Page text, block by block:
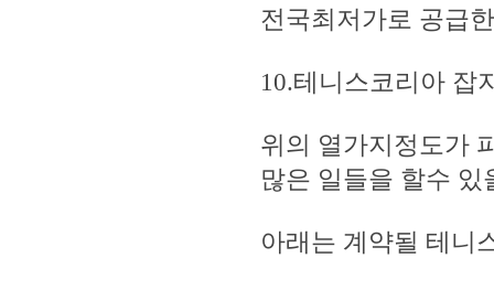
전국최저가로 공급
10.테니스코리아 잡
위의 열가지정도가
많은 일들을 할수 있
아래는 계약될 테니